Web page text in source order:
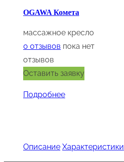
составляла
588
000 ₽.
OGAWA Комета
массажное кресло
0 отзывов пока нет
отзывов
Оставить заявку
Подробнее
Описание Характеристики